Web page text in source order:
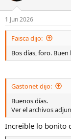
o
n
e
1 Jun 2026
Faisca dijo:
Bos días, foro.
Gastonet dijo:
Buenos días.
Ver el archivos
Increible lo bonito